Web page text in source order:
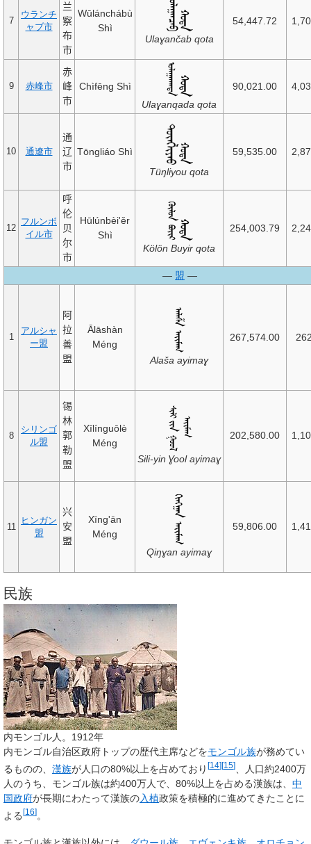
7
ウランチ
ャブ市
兰
察
布
市
Wūlánchábù
Shì
Ulaɣančab qota
54,447.72
9 赤峰市
赤
峰
市
Chìfēng Shì
Ulaɣanqada qota
90,021.00
10 通遼市
通
辽
市
Tōngliáo Shì
Tüŋliyou qota
59,535.00
12
フルンボ
イル市
呼
伦
贝
尔
市
Hūlúnbèi'ěr
Shì
Kölön Buyir qota
254,003.79
— 盟 —
1
アルシャ
ー盟
阿
拉
善
盟
Ālāshàn
Méng
Alaša ayimaɣ
267,574.00
8
シリンゴ
ル盟
锡
林
郭
勒
盟
Xīlínguōlè
Méng
Sili-yin Ɣool ayimaɣ
202,580.00
11
ヒンガン
盟
兴
安
盟
Xīng'ān
Méng
Qiŋɣan ayimaɣ
59,806.00
民族
内モンゴル人。1912年
内モンゴル自治区政府トップの歴代主席などをモンゴル族が務めてい
るものの、 漢族が人口の80%以上を占めており [14][15]
、人口約2400万
人のうち、モンゴル族は約400万人で、80%以上を占める漢族は、 中
国政府が長期にわたって漢族の入植政策を積極的に進めてきたことに
よる [16] 。